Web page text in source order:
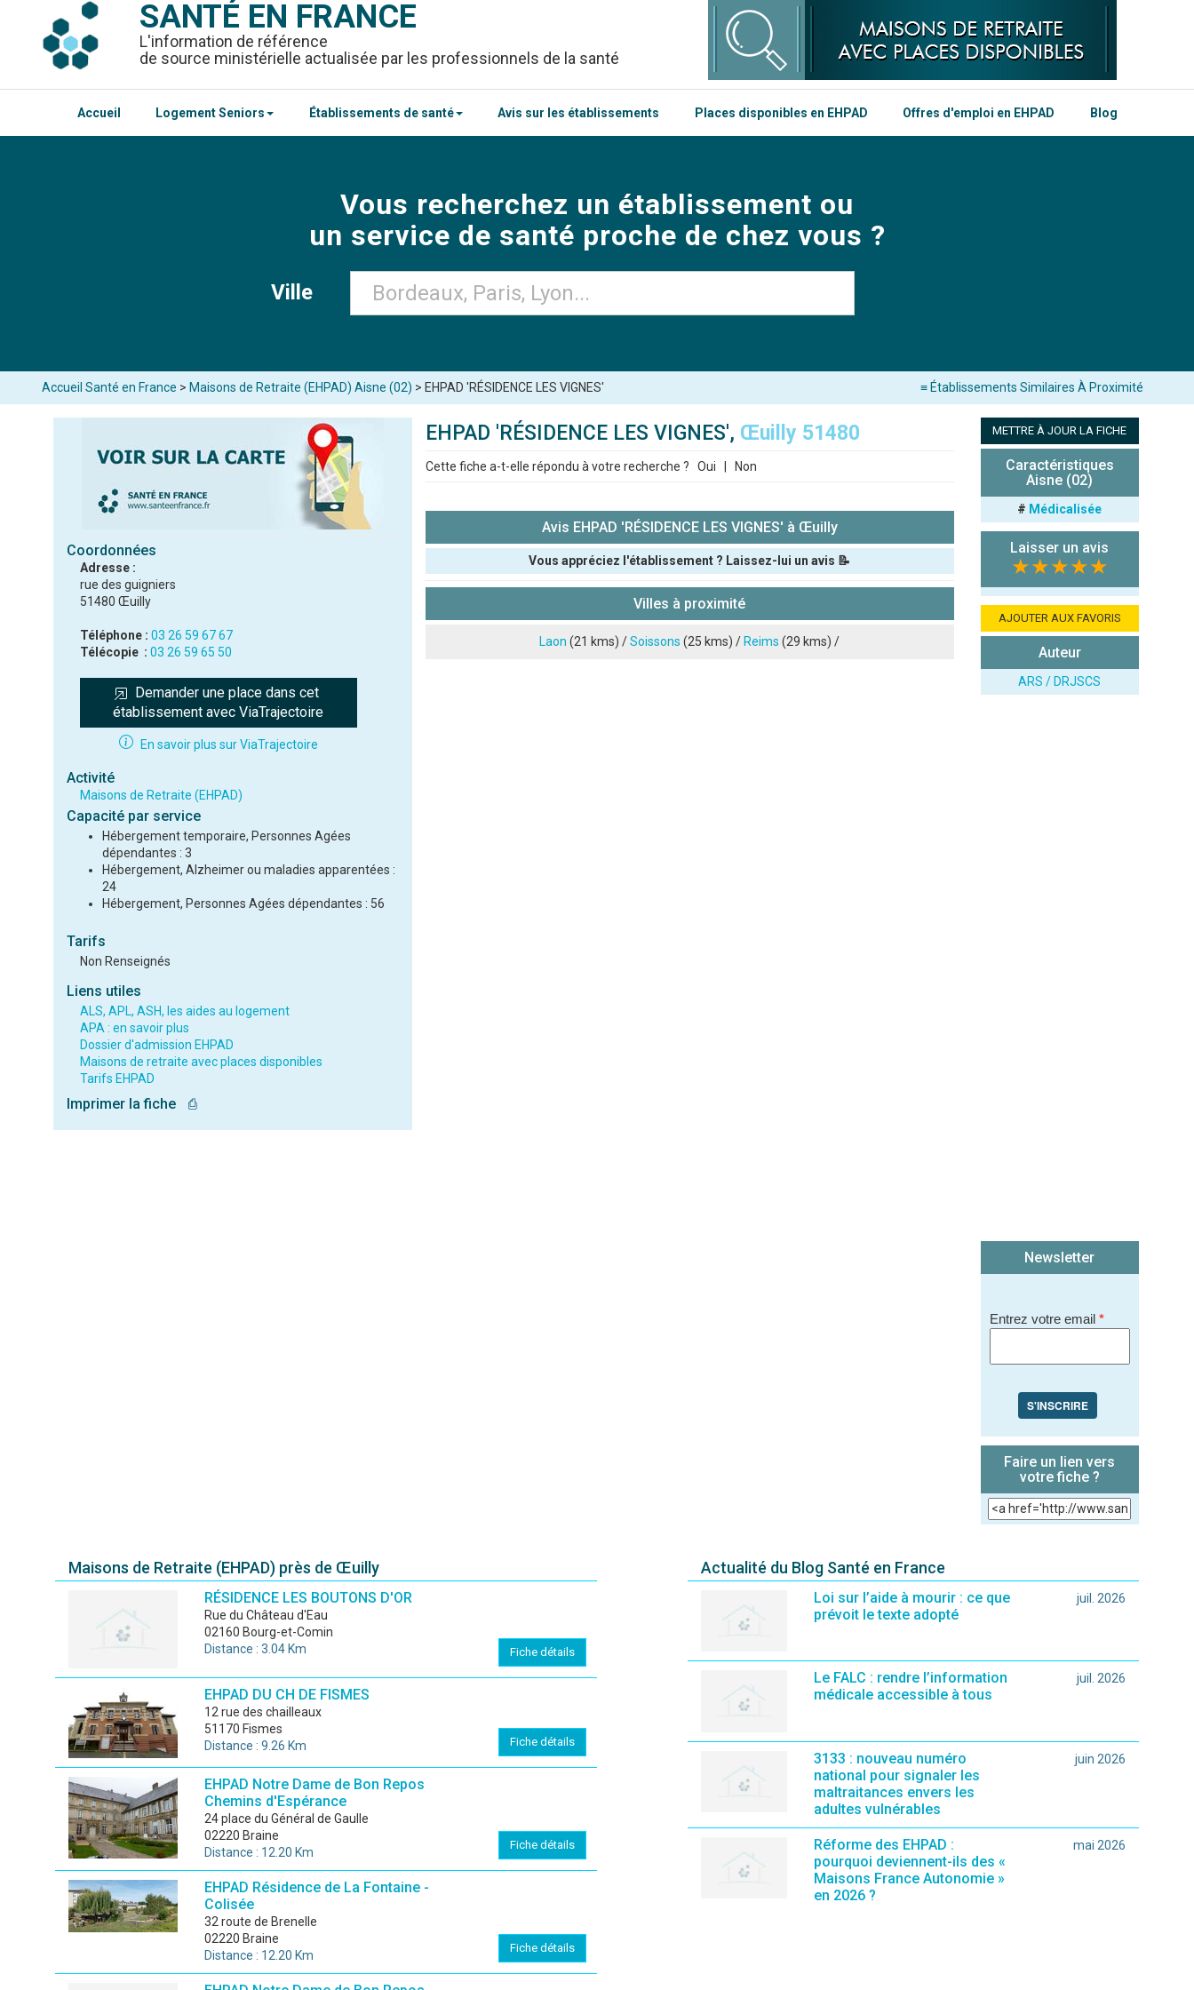
SANTÉ EN FRANCE
L'information de référence
de source ministérielle actualisée par les professionnels de la santé
Accueil Logement Seniors Établissements de santé Avis sur les établissements Places disponibles en EHPAD Offres d'emploi en EHPAD Blog
Vous recherchez un établissement ou
un service de santé proche de chez vous ?
Ville
≡ Établissements Similaires À Proximité
Accueil Santé en France > Maisons de Retraite (EHPAD) Aisne (02) > EHPAD 'RÉSIDENCE LES VIGNES'
Coordonnées
Adresse :
rue des guigniers
51480 Œuilly
Téléphone : 03 26 59 67 67
Télécopie : 03 26 59 65 50
Demander une place dans cet
établissement avec ViaTrajectoire
En savoir plus sur ViaTrajectoire
Activité
Maisons de Retraite (EHPAD)
Capacité par service
Hébergement temporaire, Personnes Agées
dépendantes : 3
Hébergement, Alzheimer ou maladies apparentées :
24
Hébergement, Personnes Agées dépendantes : 56
Tarifs
Non Renseignés
Liens utiles
ALS, APL, ASH, les aides au logement
APA : en savoir plus
Dossier d'admission EHPAD
Maisons de retraite avec places disponibles
Tarifs EHPAD
Imprimer la fiche ⎙
EHPAD 'RÉSIDENCE LES VIGNES', Œuilly 51480
Cette fiche a-t-elle répondu à votre recherche ? Oui Non
Avis EHPAD 'RÉSIDENCE LES VIGNES' à Œuilly
Vous appréciez l'établissement ? Laissez-lui un avis 📝
Note que vous souhaitez attribuer :
Villes à proximité
Laon (21 kms) /Soissons (25 kms) / Reims (29 kms) /
METTRE À JOUR LA FICHE
Caractéristiques
Aisne (02)
# Médicalisée
Laisser un avis
★★★★★
AJOUTER AUX FAVORIS
Auteur
ARS / DRJSCS
Newsletter
Entrez votre email *
S'INSCRIRE
Faire un lien vers
votre fiche ?
Maisons de Retraite (EHPAD) près de Œuilly
RÉSIDENCE LES BOUTONS D'OR
rue du Château d'Eau
02160 Bourg-et-Comin
Distance : 3.04 Km
Fiche détails
EHPAD DU CH DE FISMES
12 rue des chailleaux
51170 Fismes
Distance : 9.26 Km
Fiche détails
EHPAD Notre Dame de Bon Repos
Chemins d'Espérance
24 place du Général de Gaulle
02220 Braine
Distance : 12.20 Km
Fiche détails
EHPAD Résidence de La Fontaine -
Colisée
32 route de Brenelle
02220 Braine
Distance : 12.20 Km
Fiche détails
Actualité du Blog Santé en France
Loi sur l’aide à mourir : ce que
prévoit le texte adopté
juil. 2026
Le FALC : rendre l’information
médicale accessible à tous
juil. 2026
3133 : nouveau numéro
national pour signaler les
maltraitances envers les
adultes vulnérables
juin 2026
Réforme des EHPAD :
pourquoi deviennent-ils des «
Maisons France Autonomie »
en 2026 ?
mai 2026